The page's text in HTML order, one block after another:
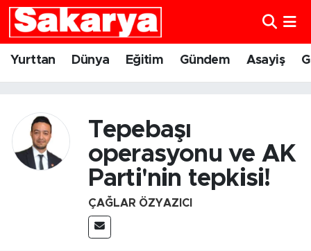
Yurttan Dünya Eğitim Gündem Asayiş
Tepebaşı
operasyonu ve AK
Parti'nin tepkisi!
ÇAĞLAR ÖZYAZICI
Yurttan
Eğitim
Gündem
Eskişehirspor
Eskişehir Nöbetçi Eczaneler
Eskişehir Namaz Vakitleri
Eskişehir Trafik Yoğunluk Haritası
Süper Lig Puan Durumu ve Fikstür
Tüm Manşetler